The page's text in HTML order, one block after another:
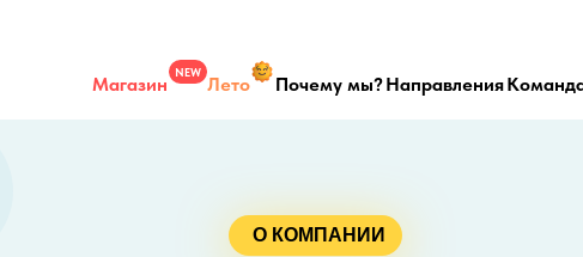
NEW
Магазин Лето Почему мы?Направления
О КОМПАНИИ